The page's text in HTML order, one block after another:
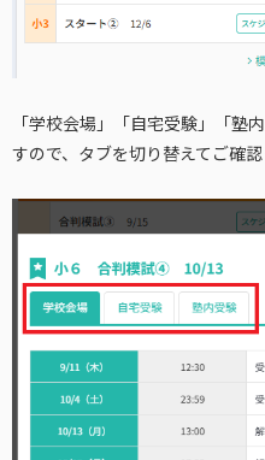
「学校会場」「自宅受験」「塾
すので、タブを切り替えてご確認